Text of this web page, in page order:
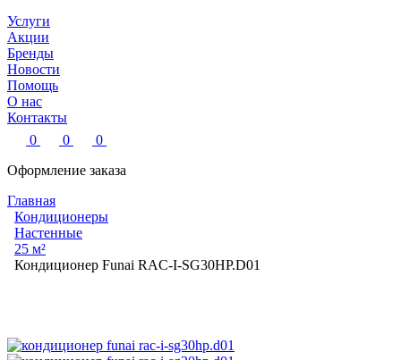
Услуги
Акции
Бренды
Новости
Помощь
О нас
Контакты
0
0
0
Оформление заказа
Главная
Кондиционеры
Настенные
25 м²
Кондиционер Funai RAC-I-SG30HP.D01